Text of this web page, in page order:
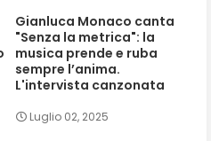
Gianluca Monaco canta
"Senza la metrica": la
musica prende e ruba
sempre l’anima.
L'intervista canzonata
Luglio 02, 2025